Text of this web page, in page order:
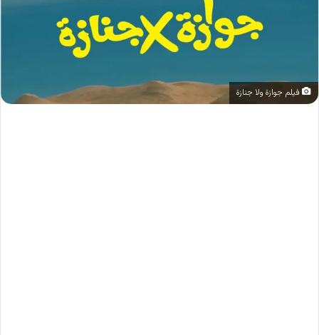
فيلم جوازة ولا جنازة